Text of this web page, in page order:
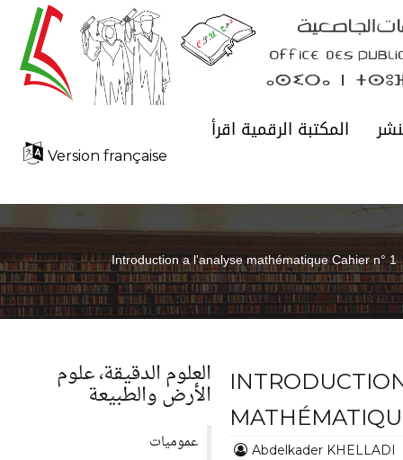
المكتبة الرقمية اقرأ
Version française
Introduction a l'analyse mathématique Cahier n° 1
Abdelkader KHELLADI
العلوم الدقيقة، علوم
الأرض والطبيعة
عموميات